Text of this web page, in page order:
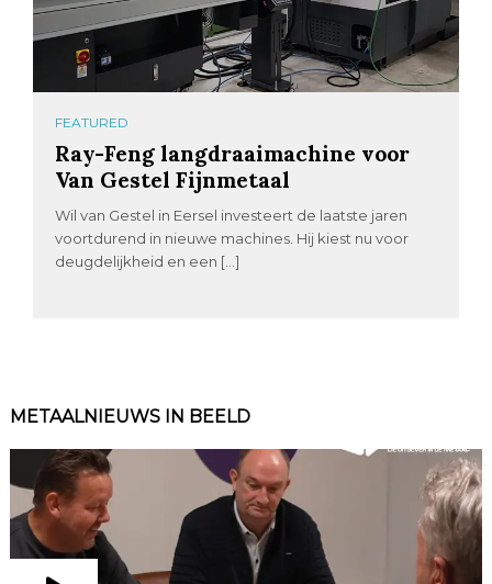
FEATURED
Ray-Feng langdraaimachine voor
Van Gestel Fijnmetaal
Wil van Gestel in Eersel investeert de laatste jaren
voortdurend in nieuwe machines. Hij kiest nu voor
deugdelijkheid en een […]
METAALNIEUWS IN BEELD